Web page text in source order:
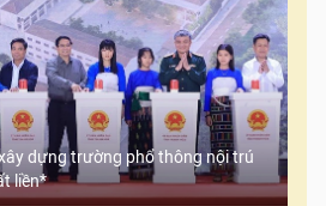
dựng trường phổ thông nội trú
liền*